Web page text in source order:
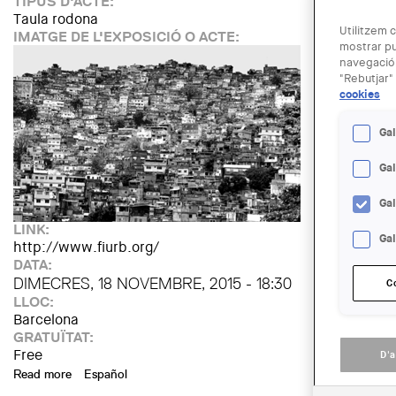
Taula rodona
IMATGE DE L'EXPOSICIÓ O ACTE:
LINK:
http://www.fiurb.org/
DATA:
DIMECRES, 18 NOVEMBRE, 2015 - 18:30
LLOC:
Barcelona
GRATUÏTAT:
Free
Read more about Projectes de millora d'assentaments informals a
Español
Utilitzem
mostrar
cookies